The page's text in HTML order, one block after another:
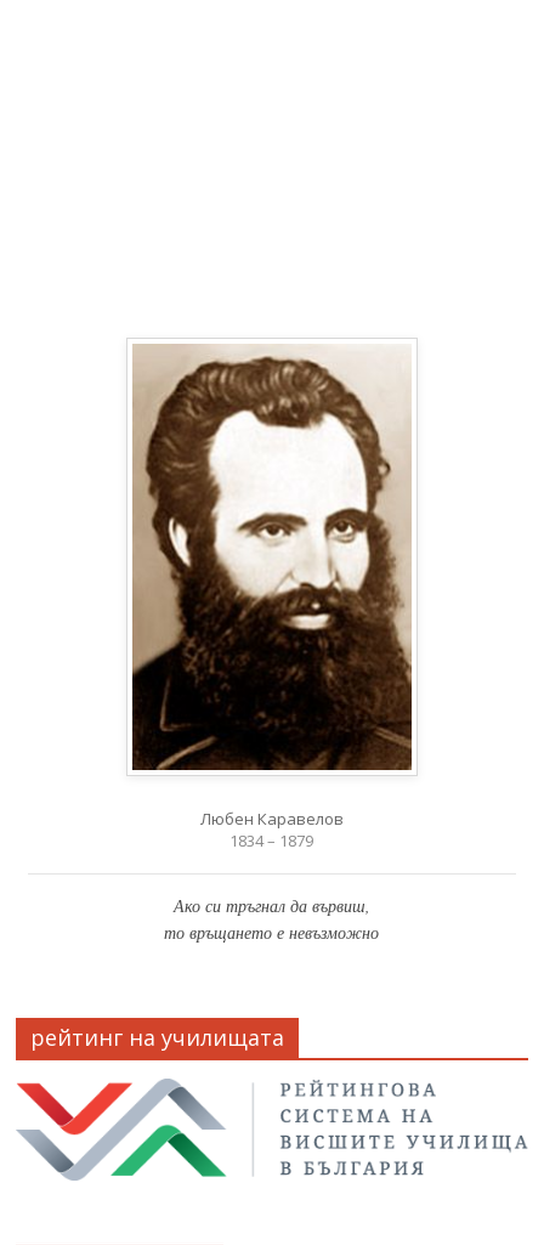
Любен Каравелов
1834 – 1879
Ако си тръгнал да вървиш,
то връщането е невъзможно
рейтинг на училищата